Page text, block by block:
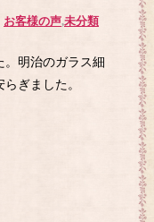
お客様の声,未分類
明治のガラス細
ぎました。